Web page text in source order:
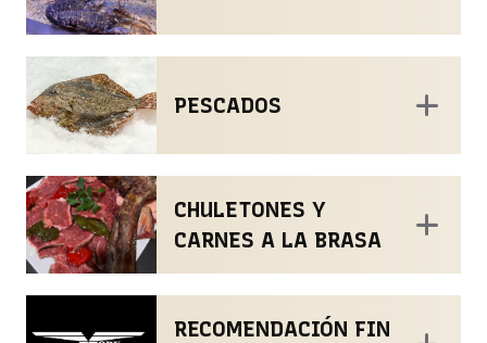
PESCADOS
CHULETONES Y
CARNES A LA BRASA
RECOMENDACIÓN FIN